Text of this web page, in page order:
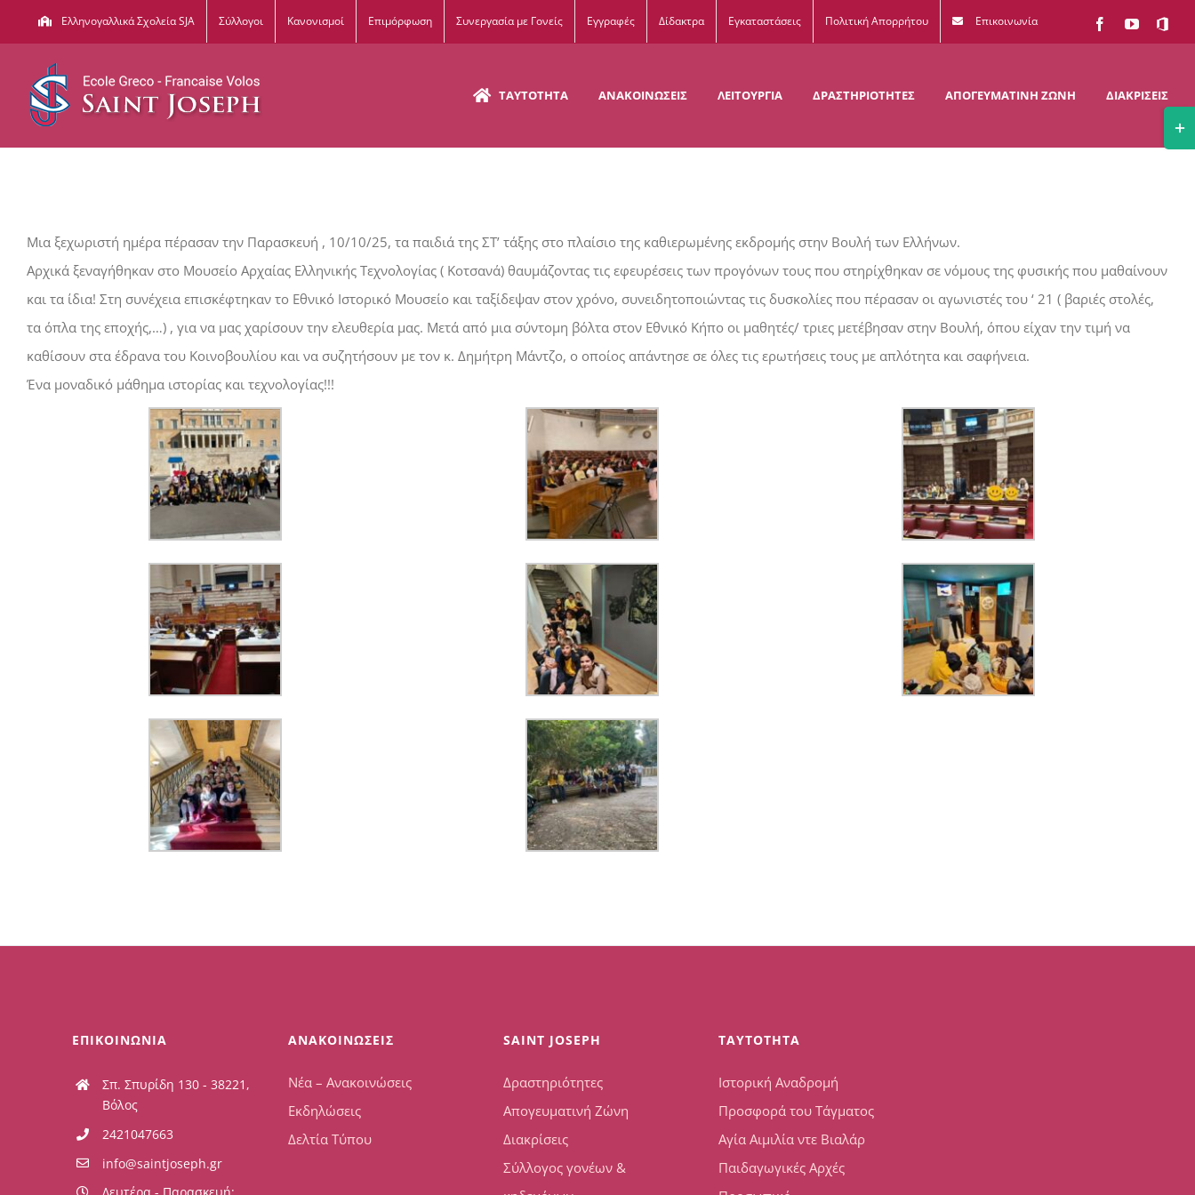
Μετάβαση
στο
περιεχόμενο
Ελληνογαλλικά Σχολεία SJA Σύλλογοι Κανονισμοί Επιμόρφωση Συνεργασία με Γονείς Εγγραφές Δίδακτρα Εγκαταστάσεις Πολιτική Απορρήτου Επικοινωνία FacebookYouTube
Office
ΤΑΥΤΟΤΗΤΑ ΑΝΑΚΟΙΝΩΣΕΙΣ ΛΕΙΤΟΥΡΓΙΑ ΔΡΑΣΤΗΡΙΟΤΗΤΕΣ ΑΠΟΓΕΥΜΑΤΙΝΗ ΖΩΝΗ ΔΙΑΚΡΙΣΕΙΣ
Μια ξεχωριστή ημέρα πέρασαν την Παρασκευή , 10/10/25, τα παιδιά της ΣΤ’ τάξης στο πλαίσιο της καθιερωμένης εκδρομής στην Βουλή των Ελλήνων.
Αρχικά ξεναγήθηκαν στο Μουσείο Αρχαίας Ελληνικής Τεχνολογίας ( Κοτσανά) θαυμάζοντας τις εφευρέσεις των προγόνων τους που στηρίχθηκαν σε νόμους της φυσικής που μαθαίνουν
και τα ίδια! Στη συνέχεια επισκέφτηκαν το Εθνικό Ιστορικό Μουσείο και ταξίδεψαν στον χρόνο, συνειδητοποιώντας τις δυσκολίες που πέρασαν οι αγωνιστές του ‘ 21 ( βαριές στολές,
τα όπλα της εποχής,…) , για να μας χαρίσουν την ελευθερία μας. Μετά από μια σύντομη βόλτα στον Εθνικό Κήπο οι μαθητές/ τριες μετέβησαν στην Βουλή, όπου είχαν την τιμή να
καθίσουν στα έδρανα του Κοινοβουλίου και να συζητήσουν με τον κ. Δημήτρη Μάντζο, ο οποίος απάντησε σε όλες τις ερωτήσεις τους με απλότητα και σαφήνεια.
Ένα μοναδικό μάθημα ιστορίας και τεχνολογίας!!!
ΕΠΙΚΟΙΝΩΝΙΑ
Σπ. Σπυρίδη 130 - 38221,
Βόλος
2421047663
info@saintjoseph.gr
ΑΝΑΚΟΙΝΩΣΕΙΣ
Νέα – Ανακοινώσεις
Εκδηλώσεις
Δελτία Τύπου
SAINT JOSEPH
Δραστηριότητες
Απογευματινή Ζώνη
Διακρίσεις
Σύλλογος γονέων &
TAYTOTHTA
Ιστορική Αναδρομή
Προσφορά του Τάγματος
Αγία Αιμιλία ντε Βιαλάρ
Παιδαγωγικές Αρχές